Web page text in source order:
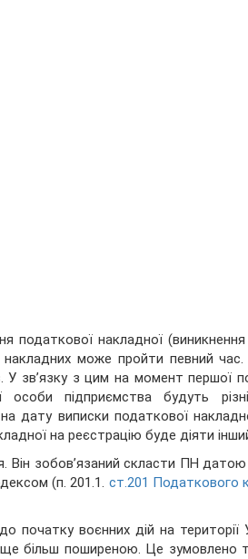
накладної (виникнення
накладних може пройти певний
зв’язку з цим на момент першої
особи підприємства будуть
дату виписки податкової
на реєстрацію буде діяти
Він зобов’язаний скласти ПН
(п. 201.1. ст.201 Податкового
початку воєнних дій на території
ще більш поширеною. Це зумовлено